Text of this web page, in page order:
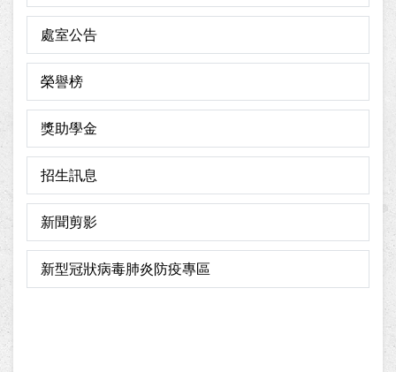
處室公告
榮譽榜
獎助學金
招生訊息
新聞剪影
新型冠狀病毒肺炎防疫專區